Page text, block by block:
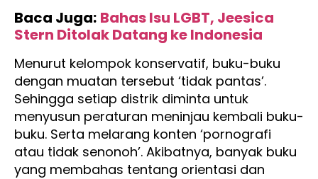
Baca Juga: Bahas Isu LGBT, Jeesica
Stern Ditolak Datang ke Indonesia
Menurut kelompok konservatif, buku-buku
dengan muatan tersebut ‘tidak pantas’.
Sehingga setiap distrik diminta untuk
menyusun peraturan meninjau kembali buku-
buku. Serta melarang konten ‘pornografi
atau tidak senonoh’. Akibatnya, banyak buku
yang membahas tentang orientasi dan